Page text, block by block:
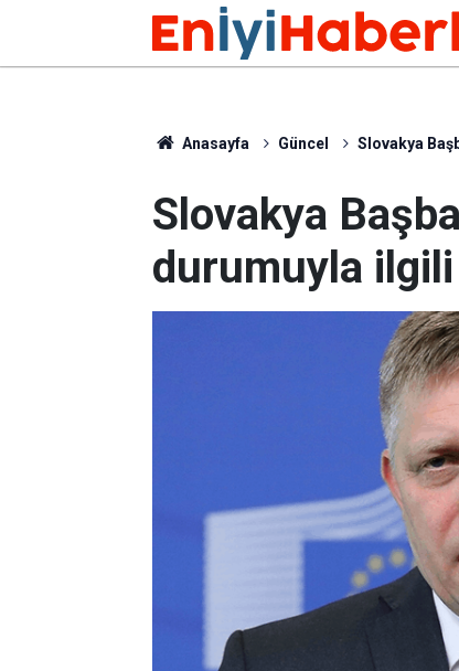
Anasayfa Güncel Slovakya
Slovakya
durumuyla